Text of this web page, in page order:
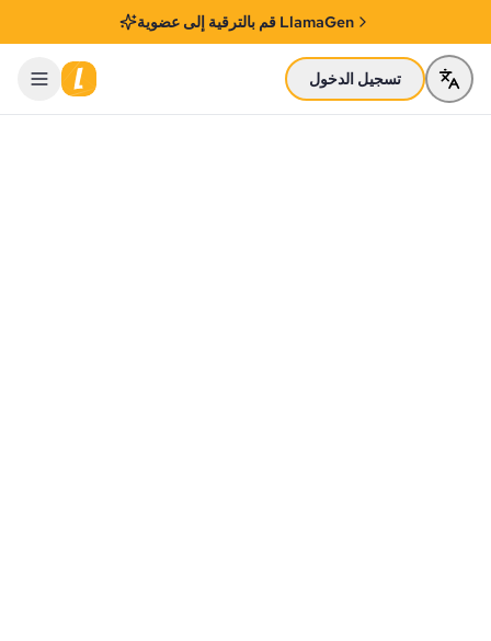
قم بالترقية إلى عضوية LlamaGen
تسجيل الدخول